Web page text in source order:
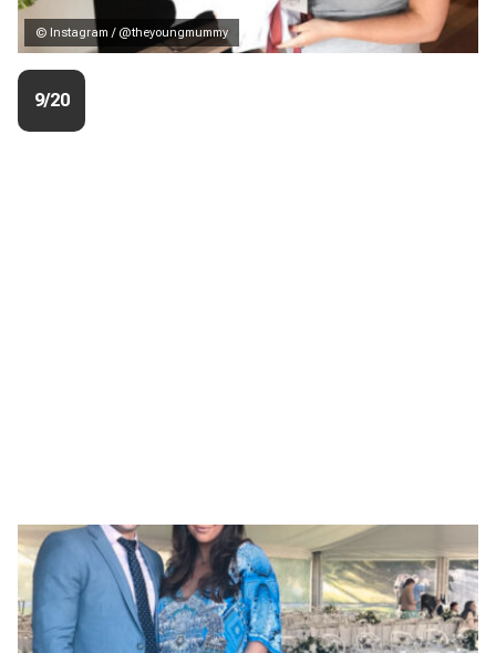
© Instagram / @theyoungmummy
9/20